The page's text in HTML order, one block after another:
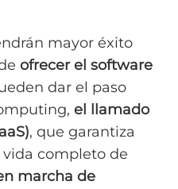
mayor éxito
ofrecer el software
dar el paso
el llamado
, que garantiza
completo de
marcha de